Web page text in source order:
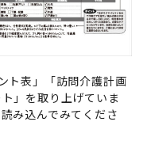
ト表」「訪問介護計画
」を取り上げていま
み込んでみてくださ